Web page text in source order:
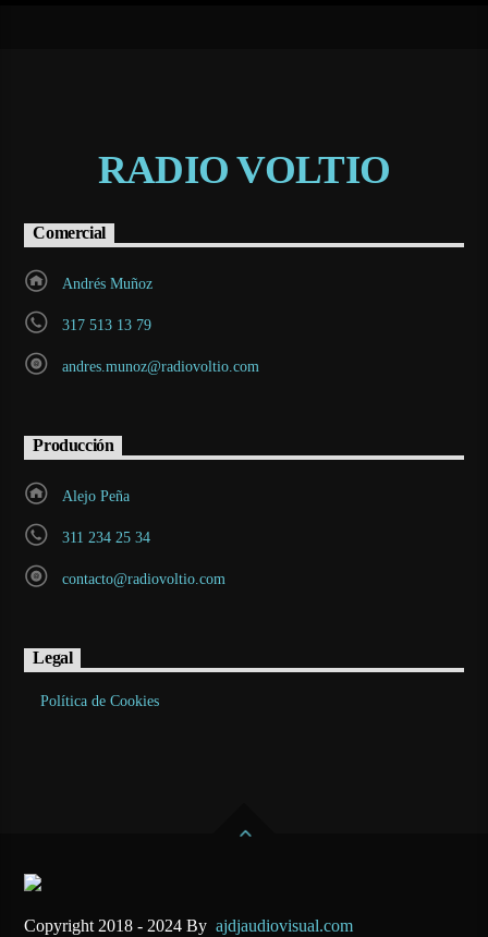
RADIO VOLTIO
Comercial
Andrés Muñoz
317 513 13 79
andres.munoz@radiovoltio.com
Producción
Alejo Peña
311 234 25 34
contacto@radiovoltio.com
Legal
Política de Cookies
Copyright 2018 - 2024 Byajdjaudiovisual.com